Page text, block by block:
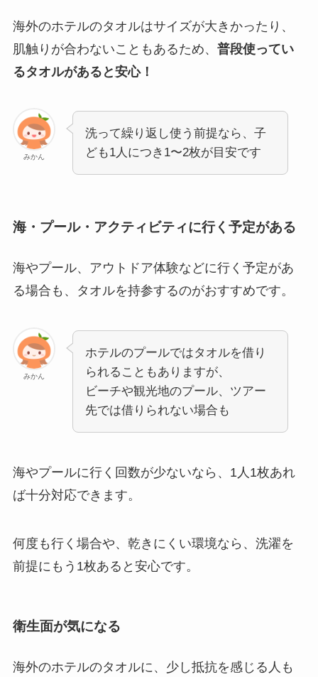
海外のホテルのタオルはサイズが大きかったり、
肌触りが合わないこともあるため、 普段使ってい
るタオルがあると安心！
みかん
洗って繰り返し使う前提なら、子
ども1人につき1〜2枚が目安です
海・プール・アクティビティに行く予定がある
海やプール、アウトドア体験などに行く予定があ
る場合も、タオルを持参するのがおすすめです。
みかん
ホテルのプールではタオルを借り
られることもありますが、
ビーチや観光地のプール、ツアー
先では借りられない場合も
海やプールに行く回数が少ないなら、1人1枚あれ
ば十分対応できます。
何度も行く場合や、乾きにくい環境なら、洗濯を
前提にもう1枚あると安心です。
衛生面が気になる
海外のホテルのタオルに、少し抵抗を感じる人も